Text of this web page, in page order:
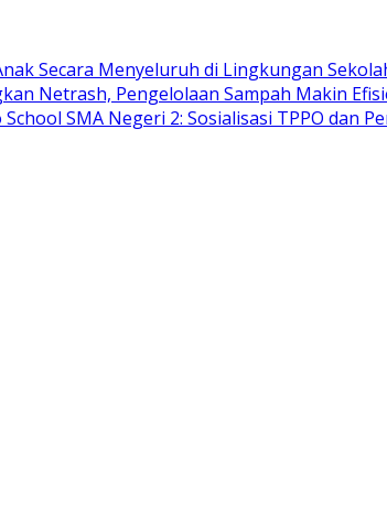
Secara Menyeluruh di Lingkungan
Netrash, Pengelolaan Sampah Makin
SMA Negeri 2: Sosialisasi TPPO dan